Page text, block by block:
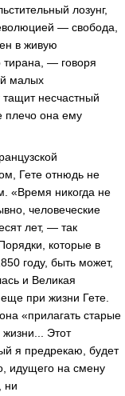
лозунг,
— свобода,
в живую
тирана, — говоря
малых
несчастный
плечо она ему
Гете отнюдь не
«Время никогда не
человеческие
лет, — так
которые в
году, быть может,
и Великая
при жизни Гете.
«прилагать старые
Этот
я предрекаю, будет
идущего на смену
ни